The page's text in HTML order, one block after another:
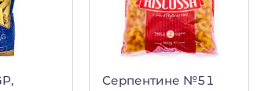
Серпентине №51